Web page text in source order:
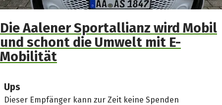
Die Aalener Sportallianz wird Mobil
und schont die Umwelt mit E-
Mobilität
Ups
Dieser Empfänger kann zur Zeit keine Spenden